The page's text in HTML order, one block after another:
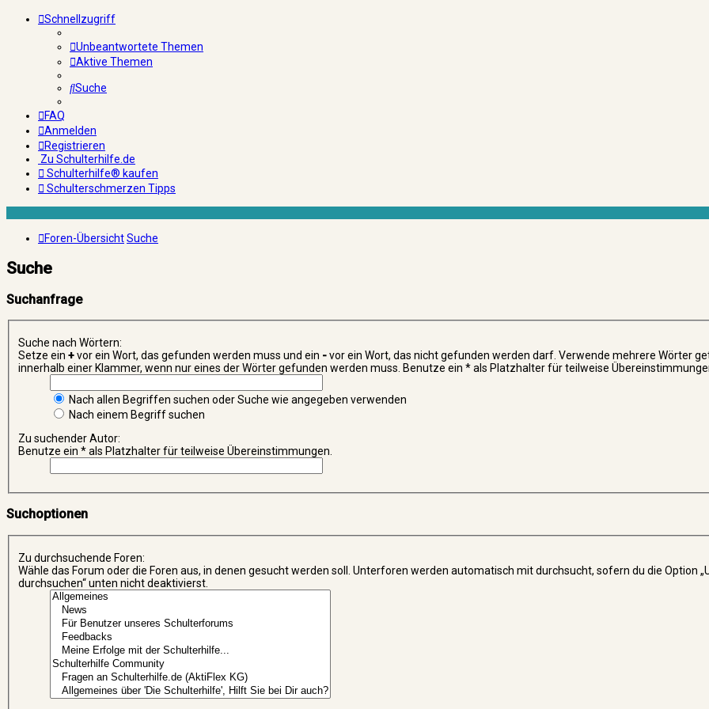
Schnellzugriff
Unbeantwortete Themen
Aktive Themen
Suche
FAQ
Anmelden
Registrieren
Zu Schulterhilfe.de
Schulterhilfe® kaufen
Schulterschmerzen Tipps
Foren-ÜbersichtSuche
Suche
Suchanfrage
Suche nach Wörtern:
Setze ein +vor ein Wort, das gefunden werden muss und ein -vor ein Wort, das nicht gefunden werden darf. Verwende mehrere Wörter
innerhalb einer Klammer, wenn nur eines der Wörter gefunden werden muss. Benutze ein * als Platzhalter für teilweise
Nach allen Begriffen suchen oder Suche wie angegeben verwenden
Nach einem Begriff suchen
Zu suchender Autor:
Benutze ein * als Platzhalter für teilweise Übereinstimmungen.
Suchoptionen
Zu durchsuchende Foren:
Wähle das Forum oder die Foren aus, in denen gesucht werden soll. Unterforen werden automatisch mit durchsucht, sofern du die Option
durchsuchen“ unten nicht deaktivierst.